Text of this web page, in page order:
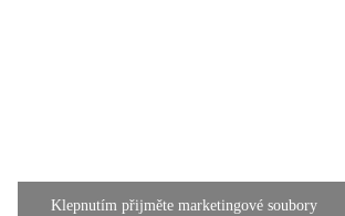
Klepnutím přijměte marketingové soubory